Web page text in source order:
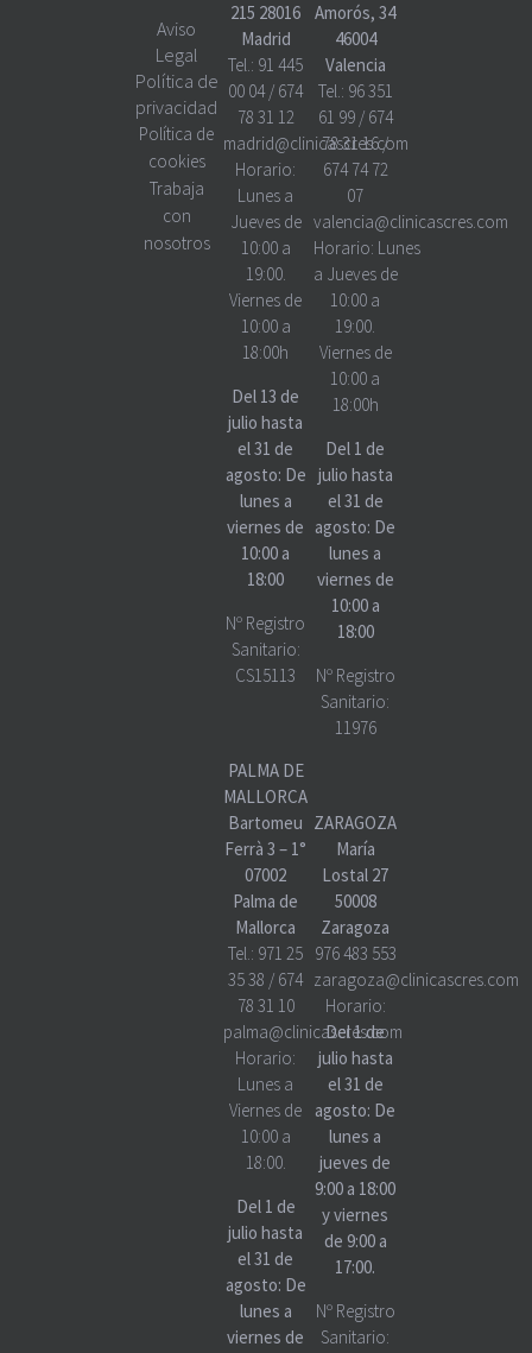
Aviso
Legal
Política de
privacidad
Política de
cookies
Trabaja
con
nosotros
215 28016
Madrid
Tel.: 91 445
00 04/ 674
78 31 12
madrid@clinicascres.com
Horario:
Lunes a
Jueves de
10:00 a
19:00.
Viernes de
10:00 a
18:00h
Del 13 de
julio hasta
el 31 de
agosto: De
lunes a
viernes de
10:00 a
18:00
Nº Registro
Sanitario:
CS15113
PALMA DE
MALLORCA
Bartomeu
Ferrà 3 – 1°
07002
Palma de
Mallorca
Tel.: 971 25
35 38 / 674
78 31 10
palma@clinicascres.com
Horario:
Lunes a
Viernes de
10:00 a
18:00.
Del 1 de
julio hasta
el 31 de
agosto: De
lunes a
viernes de
Amorós, 34
46004
Valencia
Tel.: 96 351
61 99/ 674
78 31 16/
674 74 72
07
valencia@clinicascres.com
Horario: Lunes
a Jueves de
10:00 a
19:00.
Viernes de
10:00 a
18:00h
Del 1 de
julio hasta
el 31 de
agosto: De
lunes a
viernes de
10:00 a
18:00
Nº Registro
Sanitario:
11976
ZARAGOZA
María
Lostal 27
50008
Zaragoza
976 483 553
zaragoza@clinicascres.com
Horario:
Del 1 de
julio hasta
el 31 de
agosto: De
lunes a
jueves de
9:00 a 18:00
y viernes
de 9:00 a
17:00.
Nº Registro
Sanitario: